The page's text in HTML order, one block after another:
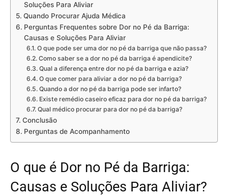
Soluções Para Aliviar
Quando Procurar Ajuda Médica
Perguntas Frequentes sobre Dor no Pé da Barriga:
Causas e Soluções Para Aliviar
O que pode ser uma dor no pé da barriga que não passa?
Como saber se a dor no pé da barriga é apendicite?
Qual a diferença entre dor no pé da barriga e azia?
O que comer para aliviar a dor no pé da barriga?
Quando a dor no pé da barriga pode ser infarto?
Existe remédio caseiro eficaz para dor no pé da barriga?
Qual médico procurar para dor no pé da barriga?
Conclusão
Perguntas de Acompanhamento
O que é Dor no Pé da Barriga:
Causas e Soluções Para Aliviar?